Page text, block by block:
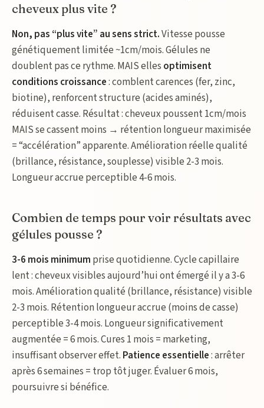
cheveux plus vite ?
Non, pas “plus vite” au sens strict.Vitesse pousse
génétiquement limitée ~1cm/mois. Gélules ne
doublent pas ce rythme. MAIS elles optimisent
conditions croissance: comblent carences (fer, zinc,
biotine), renforcent structure (acides aminés),
réduisent casse. Résultat : cheveux poussent 1cm/mois
MAIS se cassent moins → rétention longueur maximisée
= “accélération” apparente. Amélioration réelle qualité
(brillance, résistance, souplesse) visible 2-3 mois.
Longueur accrue perceptible 4-6 mois.
Combien de temps pour voir résultats avec
gélules pousse ?
3-6 mois minimum prise quotidienne. Cycle capillaire
lent : cheveux visibles aujourd’hui ont émergé il y a 3-6
mois. Amélioration qualité (brillance, résistance) visible
2-3 mois. Rétention longueur accrue (moins de casse)
perceptible 3-4 mois. Longueur significativement
augmentée = 6 mois. Cures 1 mois = marketing,
insuffisant observer effet. Patience essentielle: arrêter
après 6 semaines = trop tôt juger. Évaluer 6 mois,
poursuivre si bénéfice.